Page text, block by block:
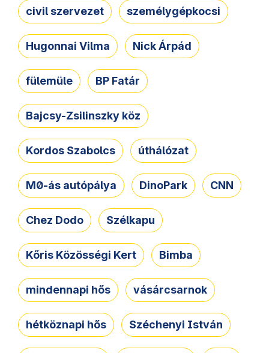
civil szervezet személygépkocsi
Hugonnai Vilma Nick Árpád
fülemüle BP Fatár
Bajcsy-Zsilinszky köz
Kordos Szabolcs úthálózat
M0-ás autópálya DinoPark CNN
Chez Dodo Szélkapu
Kőris Közösségi Kert Bimba
mindennapi hős vásárcsarnok
hétköznapi hős Széchenyi István